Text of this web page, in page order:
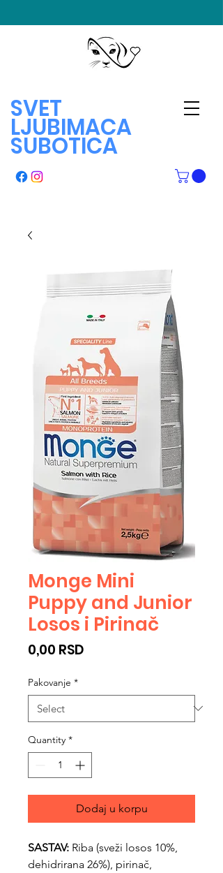
SVET
LJUBIMACA
SUBOTICA
Monge Mini
Puppy and Junior
Losos i Pirinač
0,00 RSD
Pakovanje *
Quantity *
Dodaj u korpu
SASTAV: Riba (sveži losos 10%,
dehidrirana 26%), pirinač,